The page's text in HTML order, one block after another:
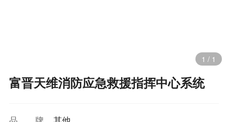
1 / 1
富晋天维消防应急救援指挥中心系统